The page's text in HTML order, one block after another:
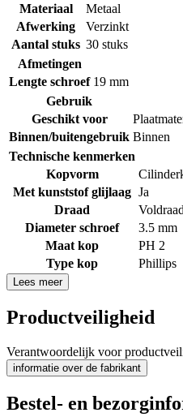
Materiaal
Metaal
Afwerking
Verzinkt
Aantal stuks 30 stuks
Afmetingen
Lengte schroef 19 mm
Gebruik
Geschikt voor
Binnen/buitengebruik Binnen
Technische kenmerken
Kopvorm
Met kunststof glijlaag Ja
Draad
Voldraad
Diameter schroef
3.5 mm
Maat kop
PH 2
Type kop
Phillips
Lees meer
Productveiligheid
Verantwoordelijk voor
informatie over de fabrikant
Bestel- en